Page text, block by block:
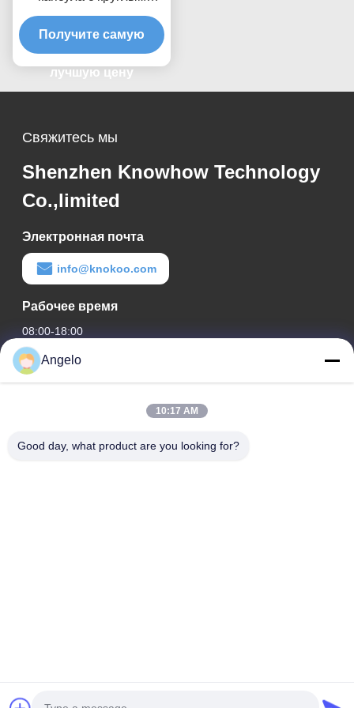
дымовытягивающим
соплами
Получите самую
лучшую цену
Свяжитесь мы
Shenzhen Knowhow Technology
Co.,limited
Электронная почта
info@knokoo.com
Рабочее время
08:00-18:00
Наш адрес
Комната 1508, здание Taojing Business, улица Минбао,
провинция Гуандун
Angelo
10:17 AM
Good day, what product are you looking for?